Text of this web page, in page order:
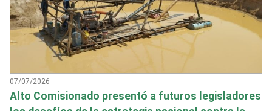
07/07/2026
Alto Comisionado presentó a futuros legisladores